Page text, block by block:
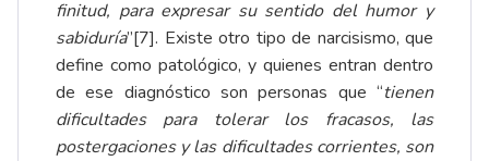
finitud, para expresar su sentido del humor y
sabiduría”[7]. Existe otro tipo de narcisismo, que
define como patológico, y quienes entran dentro
de ese diagnóstico son personas que “tienen
dificultades para tolerar los fracasos, las
postergaciones y las dificultades corrientes, son